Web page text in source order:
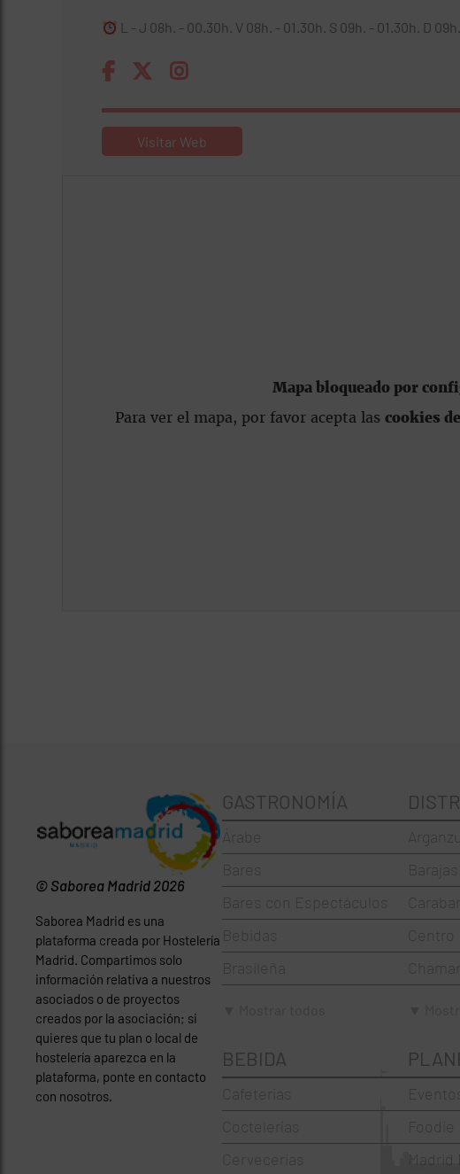
L - J 08h. - 00.30h. V 08h. - 01.30h. S 09h. - 01.30h. D
Visitar Web
Mapa bloqueado por
Para ver el mapa, por favor acepta lascookies
© Saborea Madrid 2026
Saborea Madrid es una
plataforma creada por Hostelería
Madrid. Compartimos solo
información relativa a nuestros
asociados o de proyectos
creados por la asociación; si
quieres que tu plan o local de
hostelería aparezca en la
plataforma, ponte en contacto
con nosotros.
GASTRONOMÍA
Árabe
Bares
Bares con Espectáculos
Bebidas
Brasileña
Cervecerías
Chinos
Coctelerías
Española
BEBIDA
Cafeterias
Coctelerías
Cervecerias
Barajas
Centro
La
Eventos
Foodie
Madrid